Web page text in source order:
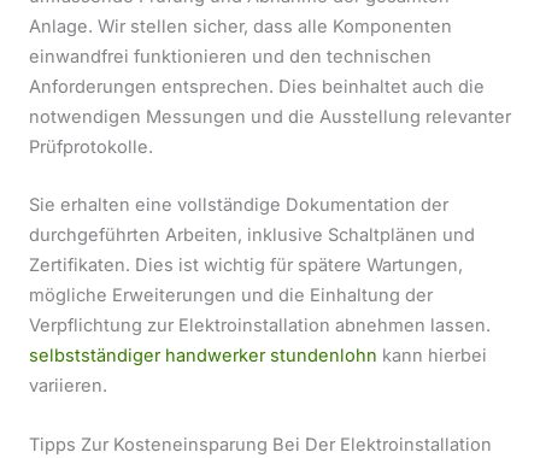
Anlage. Wir stellen sicher, dass alle Komponenten
einwandfrei funktionieren und den technischen
Anforderungen entsprechen. Dies beinhaltet auch die
notwendigen Messungen und die Ausstellung relevanter
Prüfprotokolle.
Sie erhalten eine vollständige Dokumentation der
durchgeführten Arbeiten, inklusive Schaltplänen und
Zertifikaten. Dies ist wichtig für spätere Wartungen,
mögliche Erweiterungen und die Einhaltung der
Verpflichtung zur Elektroinstallation abnehmen lassen.
selbstständiger handwerker stundenlohn kann hierbei
variieren.
Tipps Zur Kosteneinsparung Bei Der Elektroinstallation